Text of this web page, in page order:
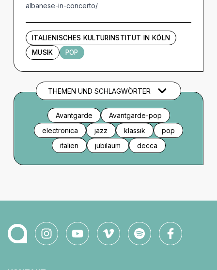
albanese-in-concerto/
ITALIENISCHES KULTURINSTITUT IN KÖLN
MUSIK
POP
THEMEN UND SCHLAGWÖRTER
Avantgarde
Avantgarde-pop
electronica
jazz klassik
pop
italien
jubiläum decca